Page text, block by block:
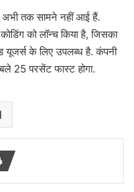
अभी तक सामने नहीं आई हैं.
को लॉन्च किया है, जिसका
के लिए उपलब्ध है. कंपनी
25 परसेंट फास्ट होगा.